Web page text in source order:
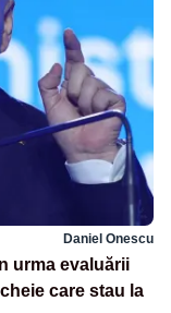
Daniel Onescu
urma evaluării
care stau la